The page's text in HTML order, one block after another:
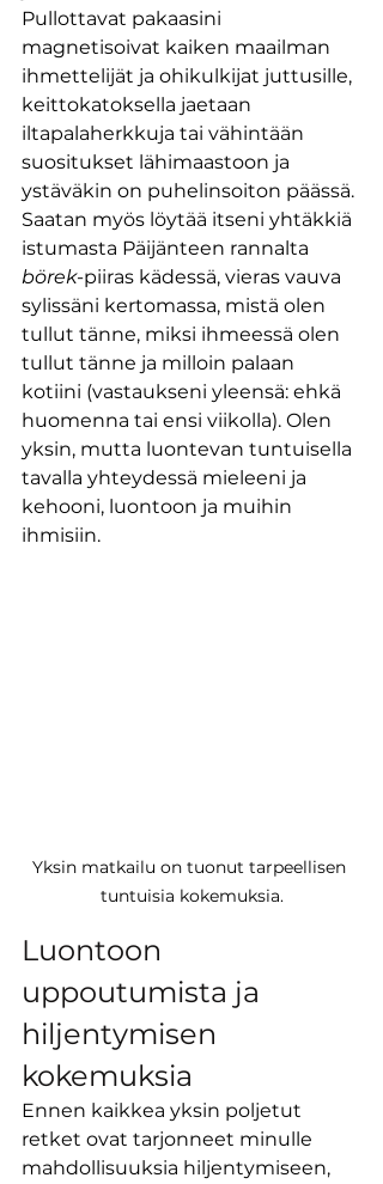
Pullottavat pakaasini
magnetisoivat kaiken maailman
ihmettelijät ja ohikulkijat juttusille,
keittokatoksella jaetaan
iltapalaherkkuja tai vähintään
suositukset lähimaastoon ja
ystäväkin on puhelinsoiton päässä.
Saatan myös löytää itseni yhtäkkiä
istumasta Päijänteen rannalta
börek-piiras kädessä, vieras vauva
sylissäni kertomassa, mistä olen
tullut tänne, miksi ihmeessä olen
tullut tänne ja milloin palaan
kotiini (vastaukseni yleensä: ehkä
huomenna tai ensi viikolla). Olen
yksin, mutta luontevan tuntuisella
tavalla yhteydessä mieleeni ja
kehooni, luontoon ja muihin
ihmisiin.
Yksin matkailu on tuonut tarpeellisen
tuntuisia kokemuksia.
Luontoon
uppoutumista ja
hiljentymisen
kokemuksia
Ennen kaikkea yksin poljetut
retket ovat tarjonneet minulle
mahdollisuuksia hiljentymiseen,